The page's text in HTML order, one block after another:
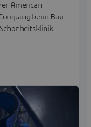
American
beim Bau